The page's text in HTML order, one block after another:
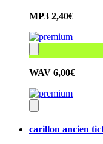
MP3 2,40€
WAV 6,00€
carillon ancien